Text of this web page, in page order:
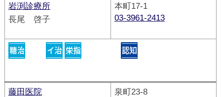
岩渕診療所
長尾 啓子
本町17-1
03-3961-2413
藤田医院
泉町23-8